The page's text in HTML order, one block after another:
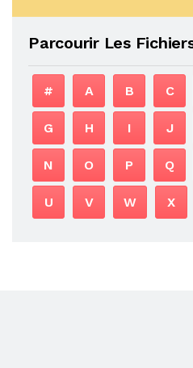
Parcourir Les
# A B C
G H I J
N O P Q
U V W X